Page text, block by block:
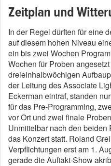
Zeitplan und
In der Regel dürften für eine
auf diesem hohen Niveau
ein bis zwei Wochen
Wochen für Proben
dreieinhalbwöchigen
der Leitung des Associate
Eckerman eintraf, standen
für das Pre-Programming,
vor Ort und zwei finale
Unmittelbar nach den beiden
das Konzert statt. Roland
Verpflichtungen erst am 1.
gerade die Auftakt-Show